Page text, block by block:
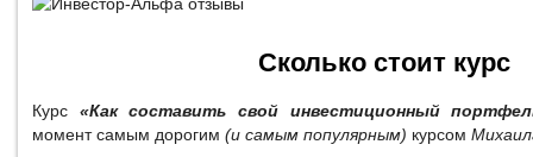
Сколько стоит курс
Курс «Как составить свой инвестиционный
момент самым дорогим (и самым популярным) курсом